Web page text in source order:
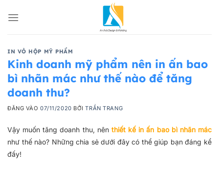
qua
IN VỎ HỘP MỸ PHẨM
Kinh doanh mỹ phẩm nên in ấn bao
bì nhãn mác như thế nào để tăng
doanh thu?
ĐĂNG VÀO07/11/2020 BỞITRẦN TRANG
Vậy muốn tăng doanh thu, nên thiết kế in ấn bao bì nhãn mác
như thế nào? Những chia sẻ dưới đây có thể giúp bạn đáng kể
đấy!